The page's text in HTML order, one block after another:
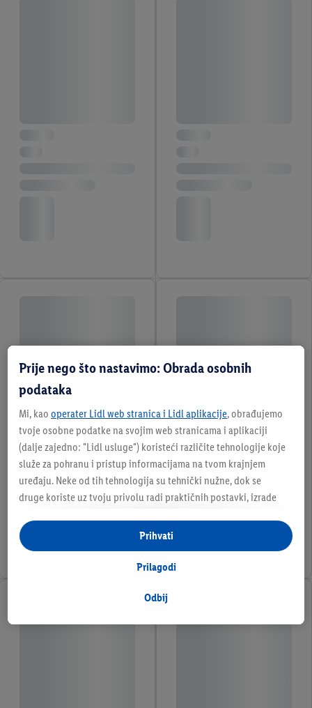
Prije nego što nastavimo: Obrada osobnih
podataka
Mi, kao operater Lidl web stranica i Lidl aplikacije, obrađujemo
tvoje osobne podatke na svojim web stranicama i aplikaciji
(dalje zajedno: "Lidl usluge") koristeći različite tehnologije koje
služe za pohranu i pristup informacijama na tvom krajnjem
uređaju. Neke od tih tehnologija su tehnički nužne, dok se
druge koriste uz tvoju privolu radi praktičnih postavki, izrade
usluga. Ako si sudionik Lidl Plus programa, podaci o tvom
ponašanju pri kupnji u trgovinama također će se obrađivati u te
obrade i pronaći dodatne informacije o obradi podataka.
Odbij
Prilagodi
Prihvati